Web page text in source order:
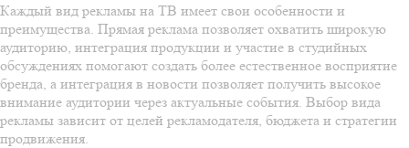
Каждый вид рекламы на ТВ имеет свои особенности и
преимущества. Прямая реклама позволяет охватить широкую
аудиторию, интеграция продукции и участие в студийных
обсуждениях помогают создать более естественное восприятие
бренда, а интеграция в новости позволяет получить высокое
внимание аудитории через актуальные события. Выбор вида
рекламы зависит от целей рекламодателя, бюджета и стратегии
продвижения.